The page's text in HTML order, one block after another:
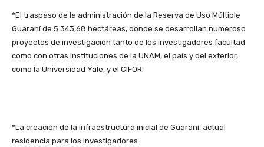
*El traspaso de la administración de la Reserva de Uso Múltiple
Guaraní de 5.343,68 hectáreas, donde se desarrollan numeroso
proyectos de investigación tanto de los investigadores facultad
como con otras instituciones de la UNAM, el país y del exterior,
como la Universidad Yale, y el CIFOR.
*La creación de la infraestructura inicial de Guaraní, actual
residencia para los investigadores.